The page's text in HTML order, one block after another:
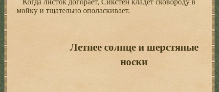
мойку и тщательно ополаскивает.
Летнее солнце и шерстяные
носки